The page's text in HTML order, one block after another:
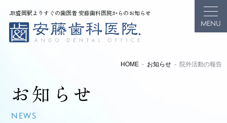
JR盛岡駅よりすぐの歯医者 安藤歯科医院からのお知らせ
HOME お知らせ 院外活動の報告
お知らせ
NEWS